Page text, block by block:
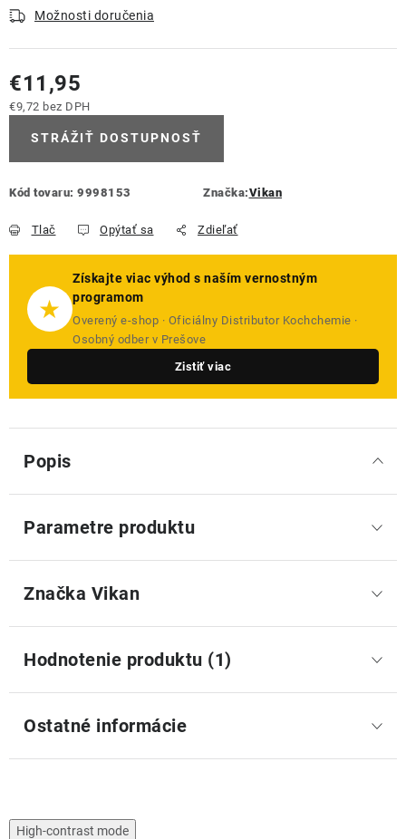
Možnosti doručenia
€11,95
€9,72 bez DPH
STRÁŽIŤ DOSTUPNOSŤ
Kód tovaru: 9998153 Značka:Vikan
Tlač Opýtať sa Zdieľať
★
Získajte viac výhod s naším vernostným
programom
Overený e-shop · Oficiálny Distributor Kochchemie ·
Osobný odber v Prešove
Zistiť viac
Popis
Parametre produktu
Značka Vikan
Hodnotenie produktu (1)
Ostatné informácie
High-contrast mode